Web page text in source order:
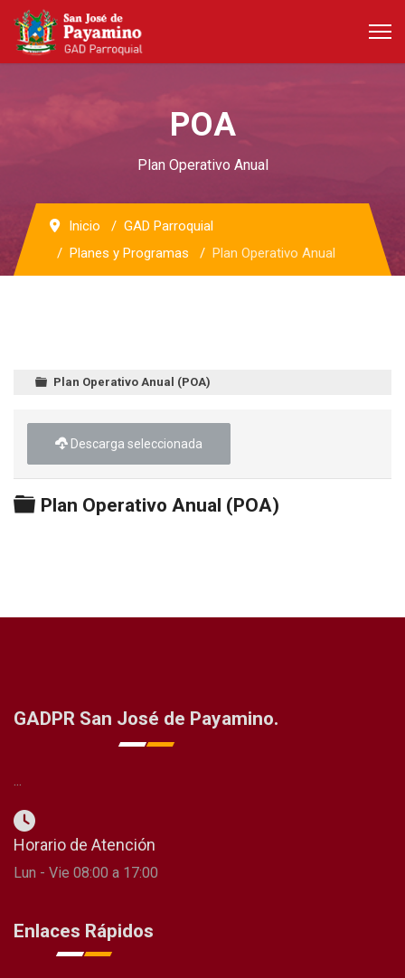
POA
Plan Operativo Anual
Inicio
GAD Parroquial
Planes y Programas
Plan Operativo Anual
Plan Operativo Anual (POA)
Descarga seleccionada
Carpeta
Plan Operativo Anual (POA)
GADPR San José de Payamino.
...
Horario de Atención
Lun - Vie 08:00 a 17:00
Enlaces Rápidos